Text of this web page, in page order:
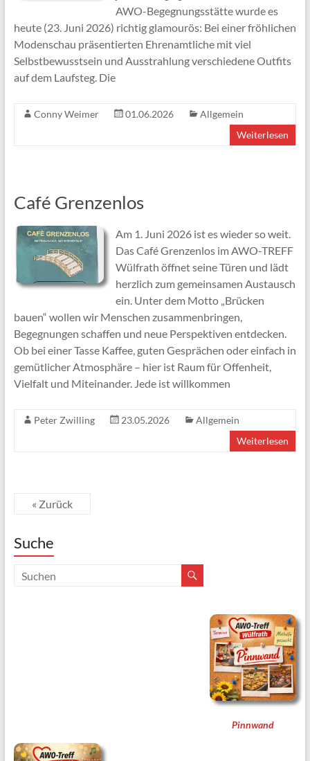
AWO-Begegnungsstätte wurde es
heute (23. Juni 2026) richtig glamourös: Bei einer fröhlichen
Modenschau präsentierten Ehrenamtliche mit viel
Selbstbewusstsein und Ausstrahlung verschiedene Outfits
auf dem Laufsteg. Die
Conny Weimer 01.06.2026
Allgemein
Weiterlesen
Café Grenzenlos
Am 1. Juni 2026 ist es wieder so weit.
Das Café Grenzenlos im AWO-TREFF
Wülfrath öffnet seine Türen und lädt
herzlich zum gemeinsamen Austausch
ein. Unter dem Motto „Brücken
bauen“ wollen wir Menschen zusammenbringen,
Begegnungen schaffen und neue Perspektiven entdecken.
Ob bei einer Tasse Kaffee, guten Gesprächen oder einfach in
gemütlicher Atmosphäre – hier ist Raum für Offenheit,
Vielfalt und Miteinander. Jede ist willkommen
Peter Zwilling 23.05.2026
Allgemein
Weiterlesen
« Zurück
Suche
Pinnwand